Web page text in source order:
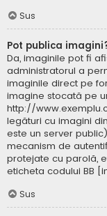
Sus
Pot publica
Da, imaginile pot fi
administratorul a
imaginile direct pe
imagine stocată pe
http://
legături cu imagini
este un server
mecanism de
protejate cu parolă,
eticheta codului BB
Sus